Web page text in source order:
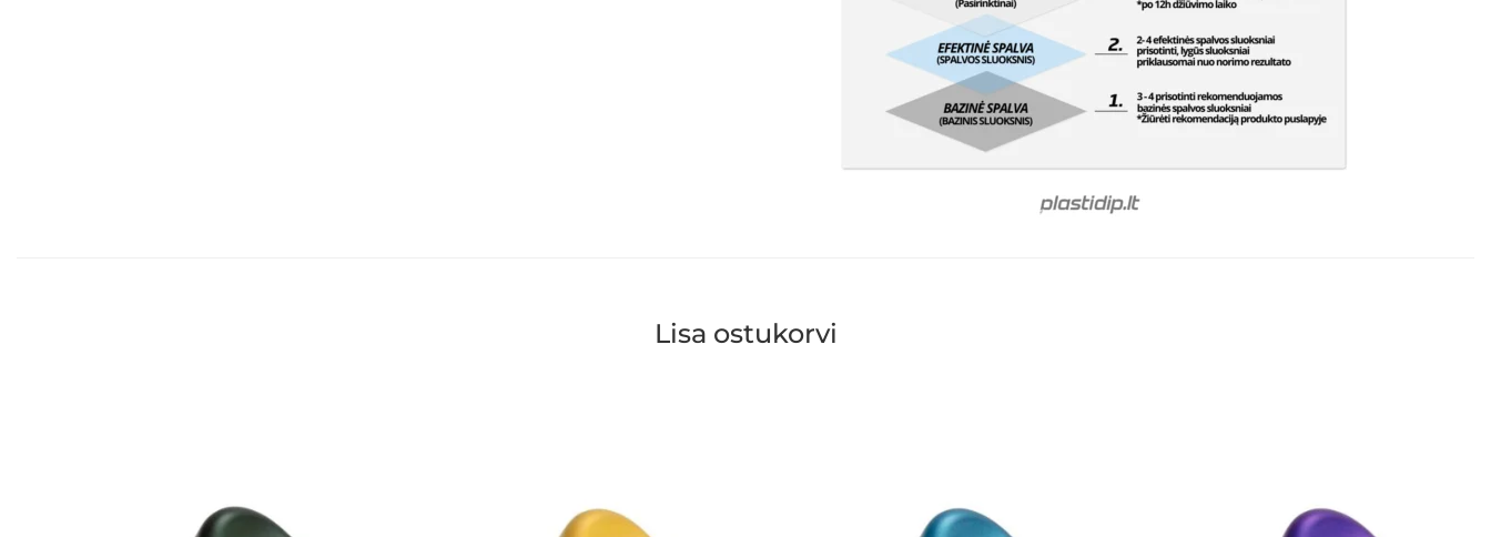
Lisa ostukorvi